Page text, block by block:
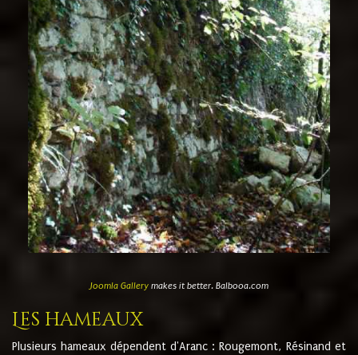
Joomla Gallerymakes it better. Balbooa.com
Les hameaux
Plusieurs hameaux dépendent d'Aranc : Rougemont, Résinand et